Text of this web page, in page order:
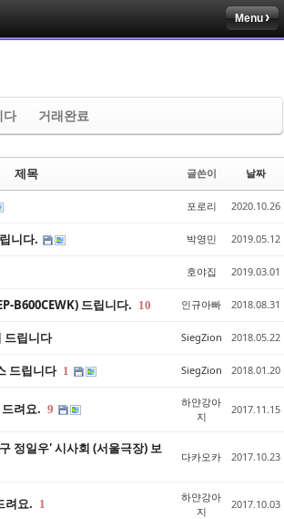
Menu
다 거래완료
제목 글쓴이 날짜
포로리 2020.10.26
니다. 박영민 2019.05.12
호야집 2019.03.01
B600CEWK) 드립니다. 10 인규아빠 2018.08.31
드립니다 SiegZion 2018.05.22
드립니다 1 SiegZion 2018.01.20
려요. 9
하얀강아
지
2017.11.15
정일우' 시사회 (서울극장) 보
다카오카 2017.10.23
려요. 1
하얀강아
지
2017.10.03
스케치북5
스케치북5
스케치북5
스케치북5